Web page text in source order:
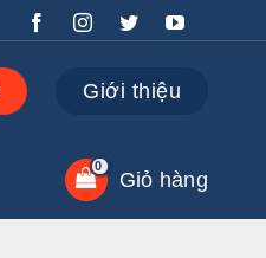
Giới thiệu
Giỏ hàng